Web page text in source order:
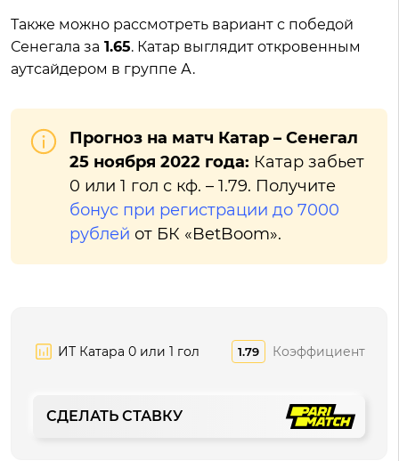
Также можно рассмотреть вариант с победой
Сенегала за 1.65. Катар выглядит откровенным
аутсайдером в группе А.
Прогноз на матч Катар – Сенегал
25 ноября 2022 года: Катар забьет
0 или 1 гол с кф. – 1.79. Получите
бонус при регистрации до 7000
рублей от БК «BetBoom».
ИТ Катара 0 или 1 гол 1.79 Коэффициент
СДЕЛАТЬ СТАВКУ